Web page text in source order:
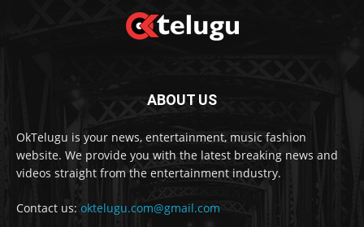
ABOUT US
OkTelugu is your news, entertainment, music fashion
website. We provide you with the latest breaking news and
videos straight from the entertainment industry.
Contact us: oktelugu.com@gmail.com